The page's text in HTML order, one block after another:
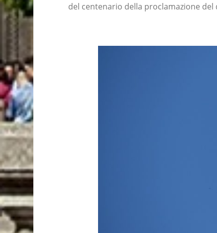
del centenario della proclamazione